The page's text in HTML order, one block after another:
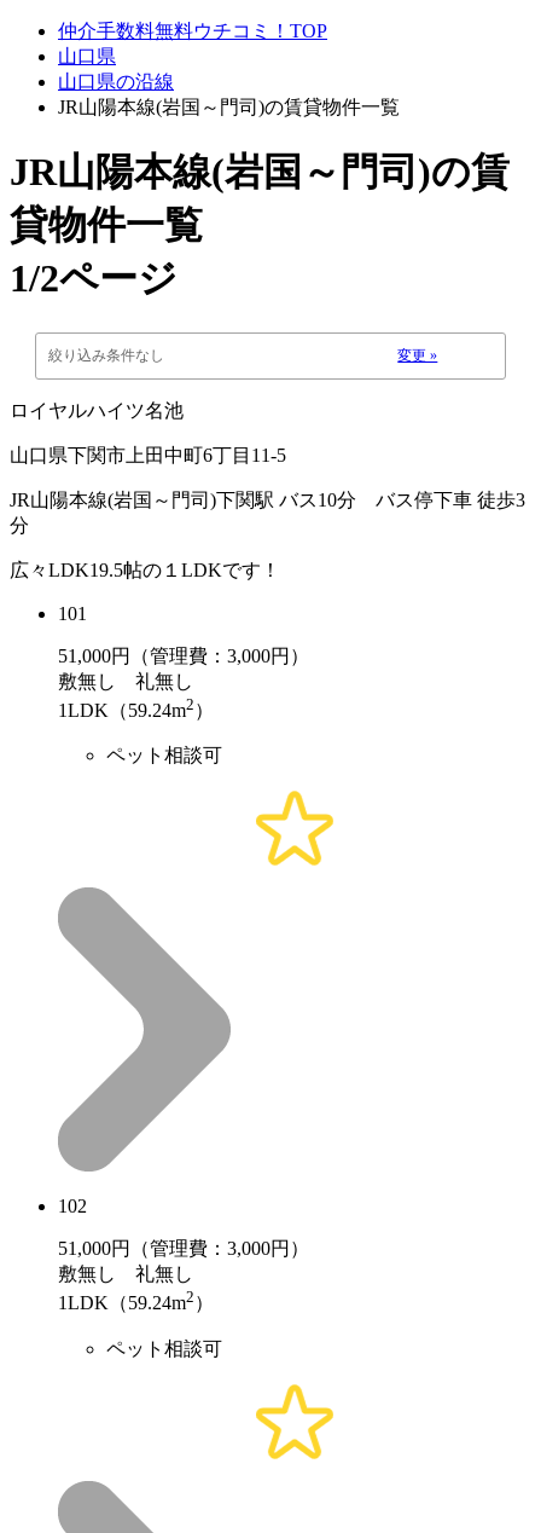
仲介手数料無料ウチコミ！TOP
山口県
山口県の沿線
JR山陽本線(岩国～門司)の賃貸物件一覧
JR山陽本線(岩国～門司)の賃
貸物件一覧
1/2ページ
絞り込み条件なし 変更 »
ロイヤルハイツ名池
山口県下関市上田中町6丁目11-5
JR山陽本線(岩国～門司)下関駅 バス10分 バス停下車 徒歩3
分
広々LDK19.5帖の１LDKです！
101
51,000円（管理費：3,000円）
敷無し 礼無し
1LDK（59.24m2 ）
ペット相談可
102
51,000円（管理費：3,000円）
敷無し 礼無し
1LDK（59.24m2 ）
ペット相談可